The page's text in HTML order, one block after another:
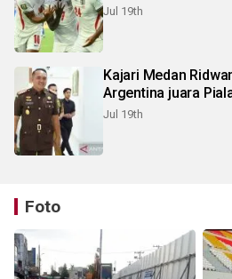
Jul 19th
Kajari Medan
Argentina juara
Jul 19th
Foto